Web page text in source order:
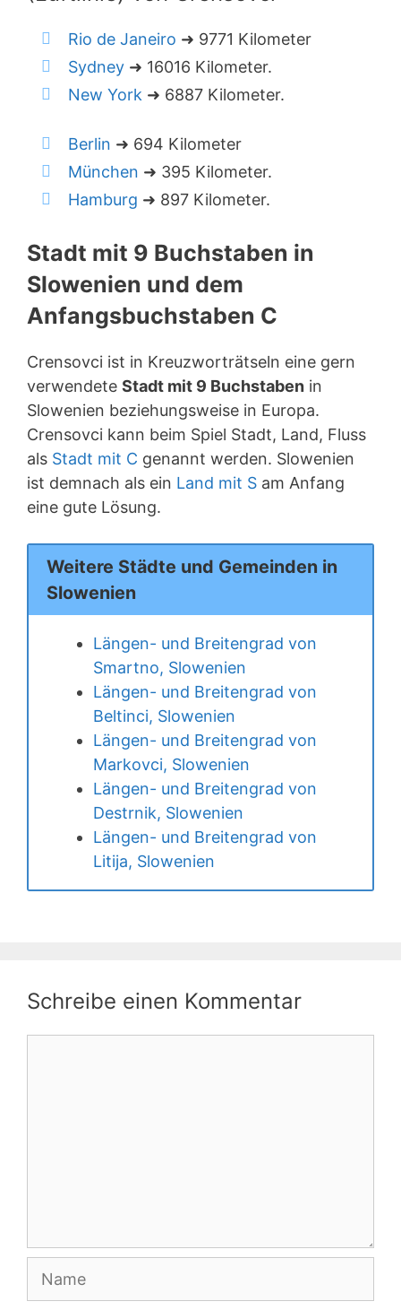
Rio de Janeiro ➜ 9771 Kilometer
Sydney ➜ 16016 Kilometer.
New York ➜ 6887 Kilometer.
Berlin ➜ 694 Kilometer
München ➜ 395 Kilometer.
Hamburg ➜ 897 Kilometer.
Stadt mit 9 Buchstaben in
Slowenien und dem
Anfangsbuchstaben C
Crensovci ist in Kreuzworträtseln eine gern
verwendete Stadt mit 9 Buchstaben in
Slowenien beziehungsweise in Europa.
Crensovci kann beim Spiel Stadt, Land, Fluss
als Stadt mit C genannt werden. Slowenien
ist demnach als ein Land mit S am Anfang
eine gute Lösung.
Weitere Städte und Gemeinden in
Slowenien
Längen- und Breitengrad von
Smartno, Slowenien
Längen- und Breitengrad von
Beltinci, Slowenien
Längen- und Breitengrad von
Markovci, Slowenien
Längen- und Breitengrad von
Destrnik, Slowenien
Längen- und Breitengrad von
Litija, Slowenien
Schreibe einen Kommentar